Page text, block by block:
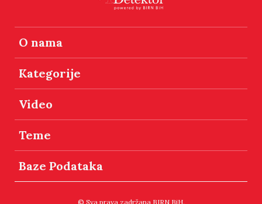
O nama
Kategorije
Video
Teme
Baze Podataka
© Sva prava zadržana BIRN BiH.